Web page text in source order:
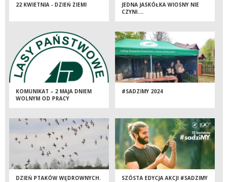
22 KWIETNIA - DZIEŃ ZIEMI
JEDNA JASKÓŁKA WIOSNY NIE
CZYNI….
KOMUNIKAT – 2 MAJA DNIEM
WOLNYM OD PRACY
#SADZIMY 2024
DZIEŃ PTAKÓW WĘDROWNYCH.
SZÓSTA EDYCJA AKCJI #SADZIMY